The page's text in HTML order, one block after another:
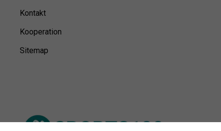
Kontakt
Kooperation
Sitemap